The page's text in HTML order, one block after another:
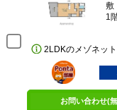
敷
1
2LDKのメゾネッ
ポンタ
部屋
お問い合わせ(